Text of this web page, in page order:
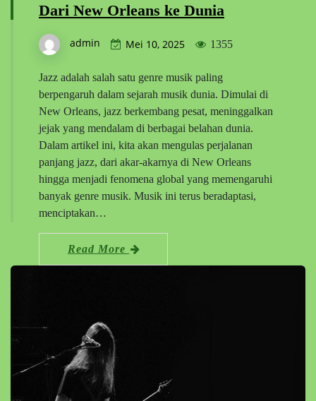
Dari New Orleans ke Dunia
admin Mei 10, 2025 1355
Jazz adalah salah satu genre musik paling
berpengaruh dalam sejarah musik dunia. Dimulai di
New Orleans, jazz berkembang pesat, meninggalkan
jejak yang mendalam di berbagai belahan dunia.
Dalam artikel ini, kita akan mengulas perjalanan
panjang jazz, dari akar-akarnya di New Orleans
hingga menjadi fenomena global yang memengaruhi
banyak genre musik. Musik ini terus beradaptasi,
menciptakan…
Read More